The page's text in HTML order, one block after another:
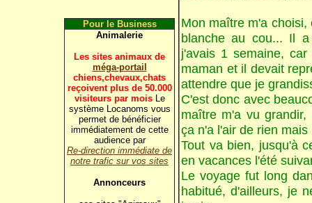
Pour le Business
Animalerie
Les sites animaux de
méga-portail
chiens,chevaux,chats
reçoivent plus de 50.000
visiteurs par moisLe
système Locanoms vous
permet de bénéficier
immédiatement de cette
audience par
Re-direction immédiate de
notre trafic sur vos sites
Annonceurs
Mon maître m'a
blanche au cou... Il
j'avais 1 semaine,
maman et il devait
attendre que je
C'est donc avec
maître m'a vu
ça n'a l'air de rien
Tout va bien, jusqu'à
en vacances l'été
Le voyage fut long
habitué, d'ailleurs, je